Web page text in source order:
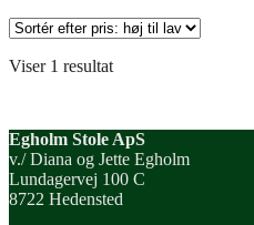
Viser 1 resultat
Egholm Stole ApS
v./ Diana og Jette Egholm
Lundagervej 100 C
8722 Hedensted